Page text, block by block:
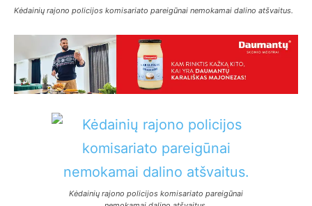
Kėdainių rajono policijos komisariato pareigūnai nemokamai dalino atšvaitus.
Kėdainių rajono policijos komisariato pareigūnai